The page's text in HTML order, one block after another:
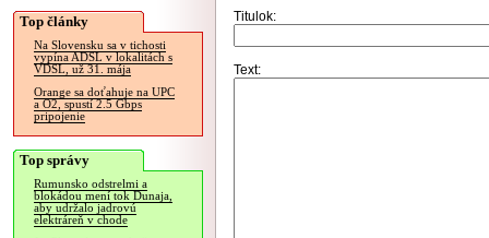
Top články
Na Slovensku sa v tichosti
vypína ADSL v lokalitách s
VDSL, už 31. mája
Orange sa doťahuje na UPC
a O2, spustí 2.5 Gbps
pripojenie
Top správy
Rumunsko odstrelmi a
blokádou mení tok Dunaja,
aby udržalo jadrovú
elektráreň v chode
Titulok:
Text: